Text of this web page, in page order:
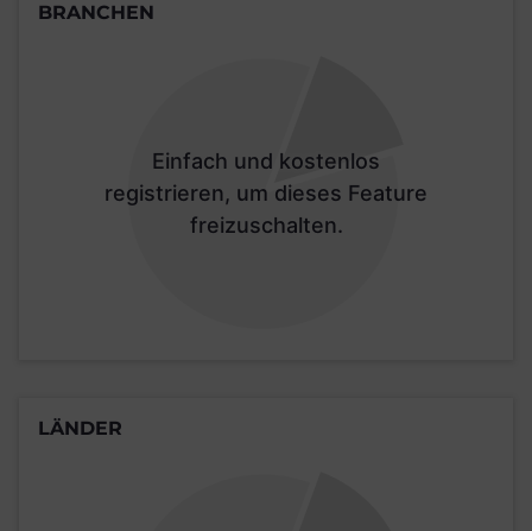
BRANCHEN
Einfach und kostenlos
registrieren, um dieses Feature
freizuschalten.
LÄNDER